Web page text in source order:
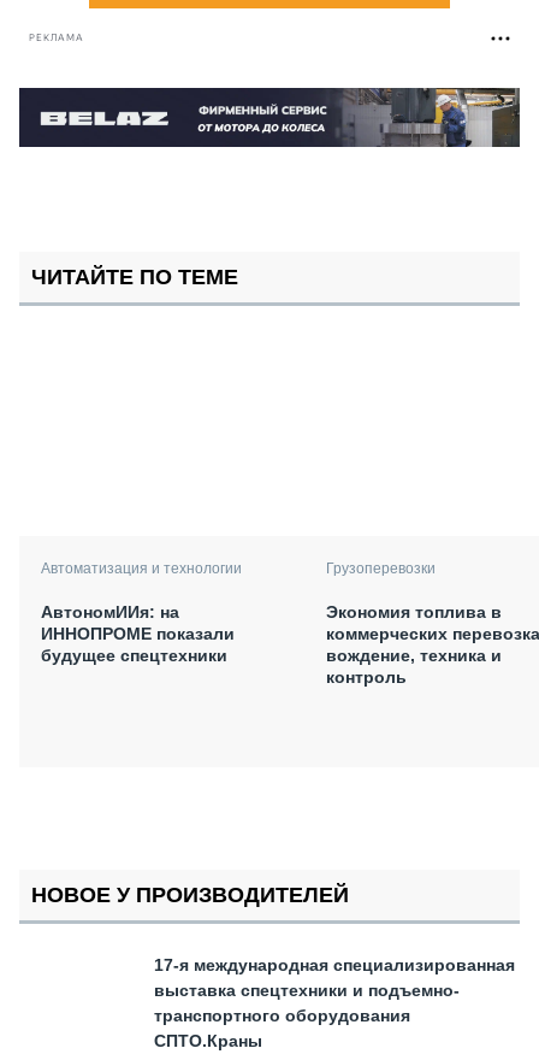
РЕКЛАМА
ЧИТАЙТЕ ПО ТЕМЕ
Автоматизация и технологии
АвтономИИя: на
ИННОПРОМЕ показали
будущее спецтехники
Грузоперевозки
Экономия топлива в
коммерческих
вождение, техника и
контроль
НОВОЕ У ПРОИЗВОДИТЕЛЕЙ
17-я международная специализированная
выставка спецтехники и подъемно-
транспортного оборудования
СПТО.Краны